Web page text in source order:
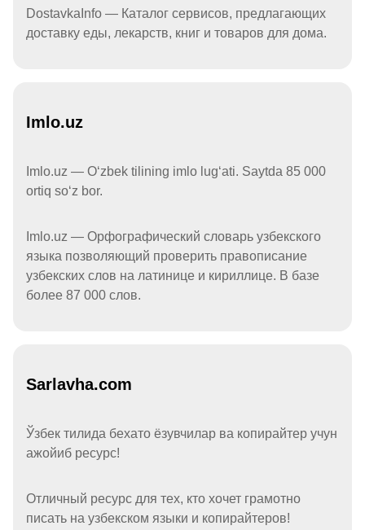
DostavkaInfo — Каталог сервисов, предлагающих
доставку еды, лекарств, книг и товаров для дома.
Imlo.uz
Imlo.uz — Oʻzbek tilining imlo lugʻati. Saytda 85 000
ortiq soʻz bor.
Imlo.uz — Орфографический словарь узбекского
языка позволяющий проверить правописание
узбекских слов на латинице и кириллице. В базе
более 87 000 слов.
Sarlavha.com
Ўзбек тилида бехато ёзувчилар ва копирайтер учун
ажойиб ресурс!
Отличный ресурс для тех, кто хочет грамотно
писать на узбекском языки и копирайтеров!